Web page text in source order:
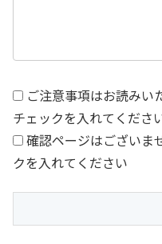
ご注意事項はお読みい
チェックを入れてくださ
確認ページはございま
クを入れてください